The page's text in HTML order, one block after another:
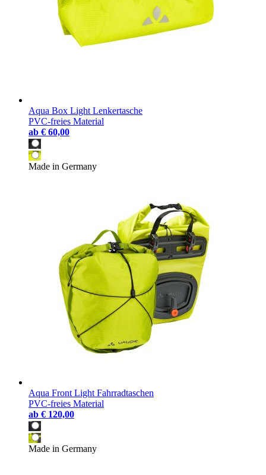
Aqua Box Light Lenkertasche
PVC-freies Material
ab € 60,00
Made in Germany
Aqua Front Light Fahrradtaschen
PVC-freies Material
ab € 120,00
Made in Germany